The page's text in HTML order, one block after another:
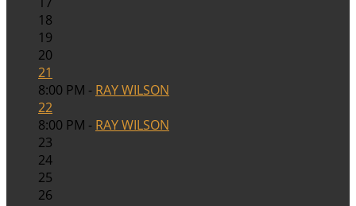
18
19
20
21
8:00 PM - RAY WILSON
22
8:00 PM - RAY WILSON
23
24
25
26